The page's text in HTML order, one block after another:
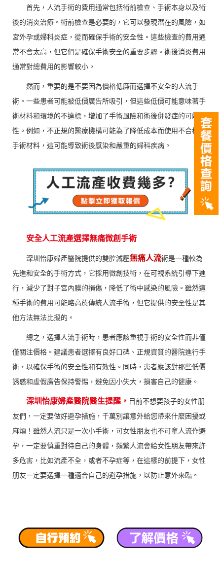
首先，人流手術的費用通常包括術前檢查、手術本身以及術
後的消炎治療。術前檢查是必要的，它可以發現潛在的風險，如
宮外孕或婦科炎症，從而確保手術的安全性。這些檢查的費用通
常不會太高，但它們是確保手術安全的重要步驟。術後消炎費用
通常對總費用的影響較小。
然而，重要的是不要因為價格低廉而選擇不安全的人流手
術。一些患者可能被低價廣告所吸引，但這些低價可能意味著手
術材料和環境的不達標，增加了手術風險和術後併發症的可能
性。例如，不正規的醫療機構可能為了降低成本而使用不合格的
手術材料，這可能導致術後感染和嚴重的婦科疾病。
安全人工流產選擇無痛微創手術
深圳怡康婦產醫院提供的雙腔減壓無痛人流術是一種較為
先進和安全的手術方式，它採用微創技術，在可視系統引導下進
行，減少了對子宮內膜的損傷，降低了術中感染的風險。雖然這
種手術的費用可能略高於傳統人流手術，但它提供的安全性是其
他方法無法比擬的。
總之，選擇人流手術時，患者應該重視手術的安全性而非僅
僅關注價格。建議患者選擇有良好口碑、正規資質的醫院進行手
術，以確保手術的安全性和有效性。同時，患者應該對那些低價
誘惑和虛假廣告保持警惕，避免因小失大，損害自己的健康。
深圳怡康婦產醫院醫生提醒， 目前不想要孩子的女性朋
友們，一定要做好避孕措施，千萬別讓意外給您帶來什麼困擾或
麻煩！雖然人流只是一次小手術，可女性朋友也不可拿人流作避
孕，一定要慎重對待自己的身體，頻繁人流會給女性朋友帶來許
多危害，比如流產不全，或者不孕症等，在這樣的前提下，女性
朋友一定要選擇一種適合自己的避孕措施，以防止意外來臨。